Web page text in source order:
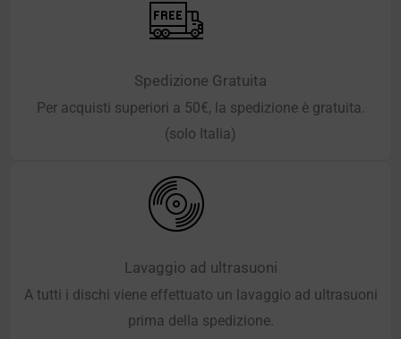
Spedizione Gratuita
Per acquisti superiori a 50€, la spedizione è gratuita.
(solo Italia)
Lavaggio ad ultrasuoni
A tutti i dischi viene effettuato un lavaggio ad ultrasuoni
prima della spedizione.